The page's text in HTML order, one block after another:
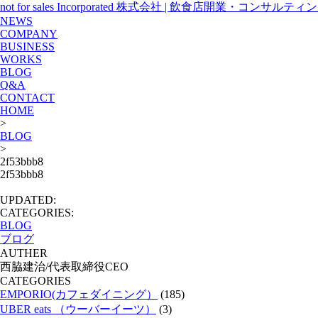
not for sales Incorporated 株式会社 | 飲食店開業・コンサルティ
NEWS
COMPANY
BUSINESS
WORKS
BLOG
Q&A
CONTACT
HOME
>
BLOG
>
2f53bbb8
2f53bbb8
UPDATED:
CATEGORIES:
BLOG
ブログ
AUTHER
西脇建治/代表取締役CEO
CATEGORIES
EMPORIO(カフェダイニング）
(185)
UBER eats （ウーバーイーツ）
(3)